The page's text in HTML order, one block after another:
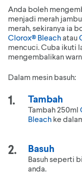
Anda boleh
menjadi merah
merah, sekiranya ia
Clorox® Bleachatau
mencuci. Cuba ikuti
mengembalikan
Dalam mesin basuh:
Tambah
Tambah 250ml
Bleach ke
Basuh
Basuh seperti
anda.